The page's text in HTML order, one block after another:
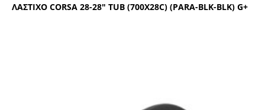
ΛΑΣΤΙΧΟ CΟRSΑ 28-28″ ΤUΒ (700Χ28C) (ΡΑRΑ-ΒLΚ-ΒLΚ) G+